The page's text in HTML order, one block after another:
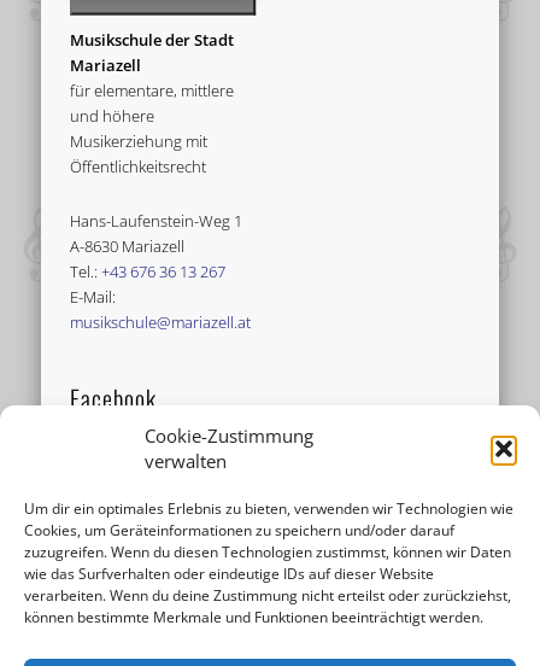
Cookie-Zustimmung
verwalten
Um dir ein optimales Erlebnis zu bieten, verwenden wir Technologien wie
Cookies, um Geräteinformationen zu speichern und/oder darauf
zuzugreifen. Wenn du diesen Technologien zustimmst, können wir Daten
wie das Surfverhalten oder eindeutige IDs auf dieser Website
verarbeiten. Wenn du deine Zustimmung nicht erteilst oder zurückziehst,
können bestimmte Merkmale und Funktionen beeinträchtigt werden.
Musikschule der Stadt
Mariazell
für elementare, mittlere
und höhere
Musikerziehung mit
Öffentlichkeitsrecht
Hans-Laufenstein-Weg 1
A-8630 Mariazell
Tel.:+43 676 36 13 267
E-Mail:
musikschule@mariazell.at
Facebook